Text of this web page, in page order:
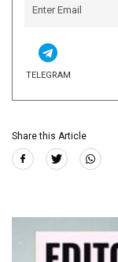
TELEGRAM
Share this Article